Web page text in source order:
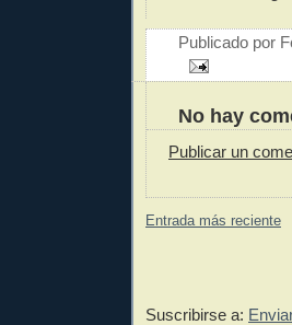
Publicado por
No hay
Publicar un
Entrada más reciente
Suscribirse a: